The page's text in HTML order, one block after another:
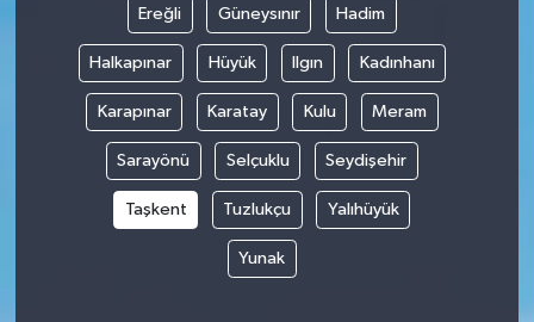
Ereğli Güneysınır Hadim
Halkapınar Hüyük Ilgın Kadınhanı
Karapınar Karatay Kulu Meram
Sarayönü Selçuklu Seydişehir
Taşkent Tuzlukçu Yalıhüyük
Yunak